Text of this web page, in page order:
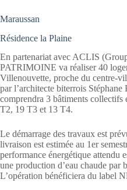
Maraussan
Résidence la Plaine
En partenariat avec ACLIS
PATRIMOINE va réaliser 40
Villenouvette, proche du centre-
par l’architecte biterrois Stéphane
comprendra 3 bâtiments
T2, 19 T3 et 13 T4.
Le démarrage des travaux est
livraison est estimée au 1er
performance énergétique attendu
une production d’eau chaude par
L’opération bénéficiera du label